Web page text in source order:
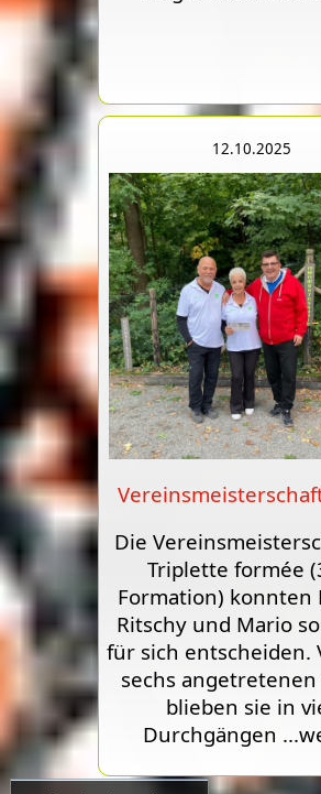
12.10.2025
Die
Triplette formée
Formation) konnten
Ritschy und Mario
für sich entscheiden.
sechs angetretenen
blieben sie in
Durchgängen